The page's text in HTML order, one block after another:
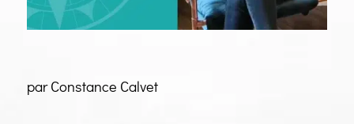
par Constance Calvet